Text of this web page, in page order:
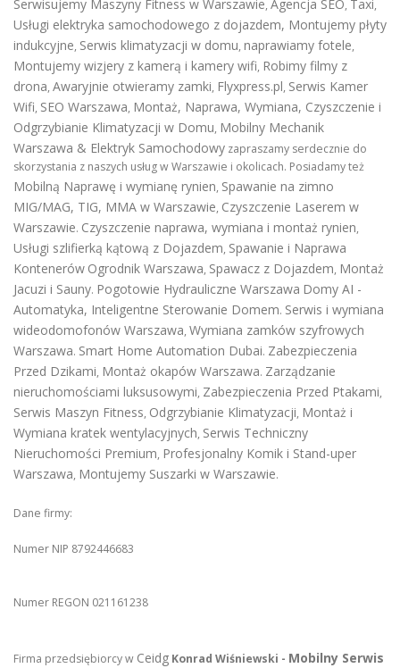
Serwisujemy Maszyny Fitness w Warszawie, Agencja SEO, Taxi,
Usługi elektryka samochodowego z dojazdem, Montujemy płyty
indukcyjne, Serwis klimatyzacji w domu, naprawiamy fotele,
Montujemy wizjery z kamerą i kamery wifi, Robimy filmy z
drona, Awaryjnie otwieramy zamki, Flyxpress.pl, Serwis Kamer
Wifi, SEO Warszawa, Montaż, Naprawa, Wymiana, Czyszczenie i
Odgrzybianie Klimatyzacji w Domu, Mobilny Mechanik
Warszawa & Elektryk Samochodowy zapraszamy serdecznie do
skorzystania z naszych usług w Warszawie i okolicach. Posiadamy też
Mobilną Naprawę i wymianę rynien, Spawanie na zimno
MIG/MAG, TIG, MMA w Warszawie, Czyszczenie Laserem w
Warszawie. Czyszczenie naprawa, wymiana i montaż rynien,
Usługi szlifierką kątową z Dojazdem, Spawanie i Naprawa
Kontenerów Ogrodnik Warszawa, Spawacz z Dojazdem, Montaż
Jacuzi i Sauny. Pogotowie Hydrauliczne Warszawa Domy AI -
Automatyka, Inteligentne Sterowanie Domem. Serwis i wymiana
wideodomofonów Warszawa, Wymiana zamków szyfrowych
Warszawa. Smart Home Automation Dubai. Zabezpieczenia
Przed Dzikami, Montaż okapów Warszawa. Zarządzanie
nieruchomościami luksusowymi, Zabezpieczenia Przed Ptakami,
Serwis Maszyn Fitness, Odgrzybianie Klimatyzacji, Montaż i
Wymiana kratek wentylacyjnych, Serwis Techniczny
Nieruchomości Premium, Profesjonalny Komik i Stand-uper
Warszawa, Montujemy Suszarki w Warszawie.
Dane firmy:
Numer NIP 8792446683
Numer REGON 021161238
Firma przedsiębiorcy w Ceidg Konrad Wiśniewski - Mobilny Serwis